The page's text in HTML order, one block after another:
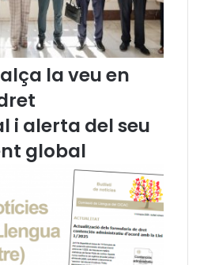
r
e
l
f
u
d
e
p
r
o
la veu en
i alerta del seu
global